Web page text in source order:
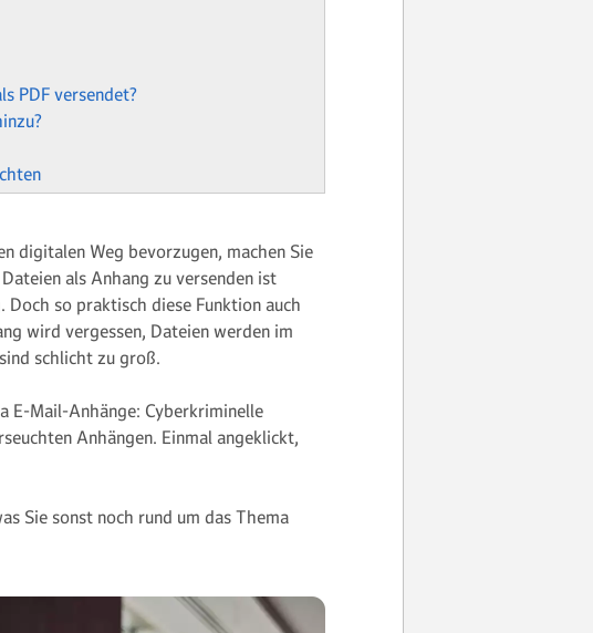
PDF versendet?
digitalen Weg bevorzugen, machen Sie
als Anhang zu versenden ist
Doch so praktisch diese Funktion auch
wird vergessen, Dateien werden im
schlicht zu groß.
E-Mail-Anhänge: Cyberkriminelle
Anhängen. Einmal angeklickt,
Sie sonst noch rund um das Thema